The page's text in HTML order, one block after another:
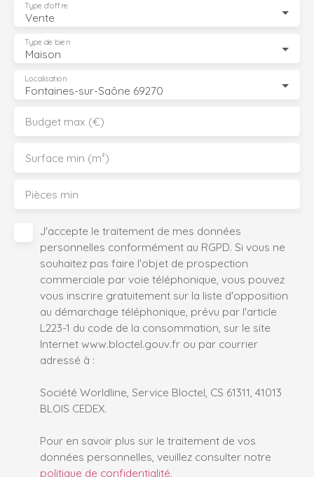
Vente
Type d'offre
Maison
Type de bien
Fontaines-sur-Saône 69270
Localisation
Budget max (€)
Surface min (m²)
Pièces min
J'accepte le traitement de mes données
personnelles conformément au RGPD. Si vous ne
souhaitez pas faire l'objet de prospection
commerciale par voie téléphonique, vous pouvez
vous inscrire gratuitement sur la liste d'opposition
au démarchage téléphonique, prévu par l'article
L223-1 du code de la consommation, sur le site
Internet www.bloctel.gouv.fr ou par courrier
adressé à :
Société Worldline, Service Bloctel, CS 61311, 41013
BLOIS CEDEX.
Pour en savoir plus sur le traitement de vos
données personnelles, veuillez consulter notre
politique de confidentialité.